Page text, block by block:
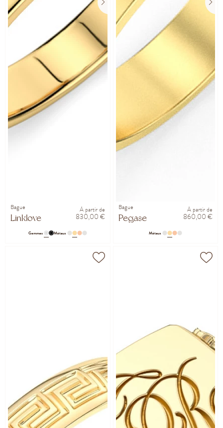
Bague
Linklove
À partir de
830,00 €
Gemmes Métaux
Bague
Pegase
À partir de
860,00 €
Métaux